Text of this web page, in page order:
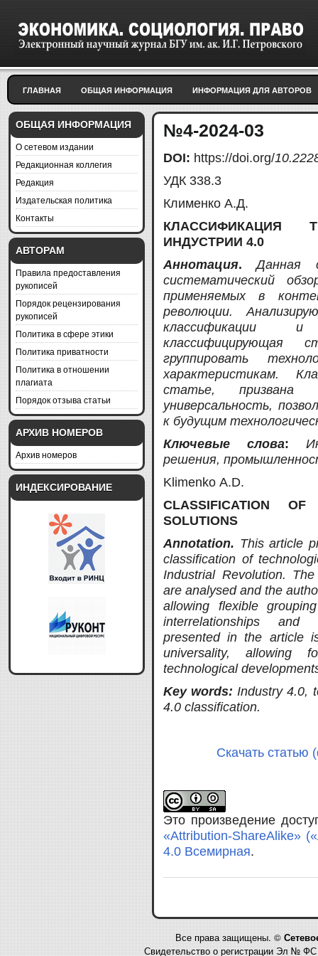
ГЛАВНАЯ ОБЩАЯ ИНФОРМАЦИЯ ИНФОРМАЦИЯ ДЛЯ АВТОРОВ
ОБЩАЯ ИНФОРМАЦИЯ
О сетевом издании
Редакционная коллегия
Редакция
Издательская политика
Контакты
АВТОРАМ
Правила предоставления
рукописей
Порядок рецензирования
рукописей
Политика в сфере этики
Политика приватности
Политика в отношении
плагиата
Порядок отзыва статьи
АРХИВ НОМЕРОВ
Архив номеров
ИНДЕКСИРОВАНИЕ
№4-2024-03
DOI: https://doi.org/
УДК 338.3
Клименко А.Д.
КЛАССИФИКАЦИЯ
ИНДУСТРИИ 4.0
Аннотация.
Данная
систематический
применяемых в
революции.
классификации и
классифицирующая
группировать
характеристикам.
статье, призвана
универсальность,
к будущим
Ключевые слова:
решения,
Klimenko A.D.
CLASSIFICATION
SOLUTIONS
Annotation. This article
classification of
Industrial Revolution.
are analysedand the
allowing flexible
interrelationships and
presented in the article
universality, allowing
technological
Key words: Industry 4.0,
4.0 classification.
Скачать
Это произведение
«Attribution-ShareAlike»
4.0 Всемирная.
Все права защищены. ©
Свидетельство о регистрации Эл №